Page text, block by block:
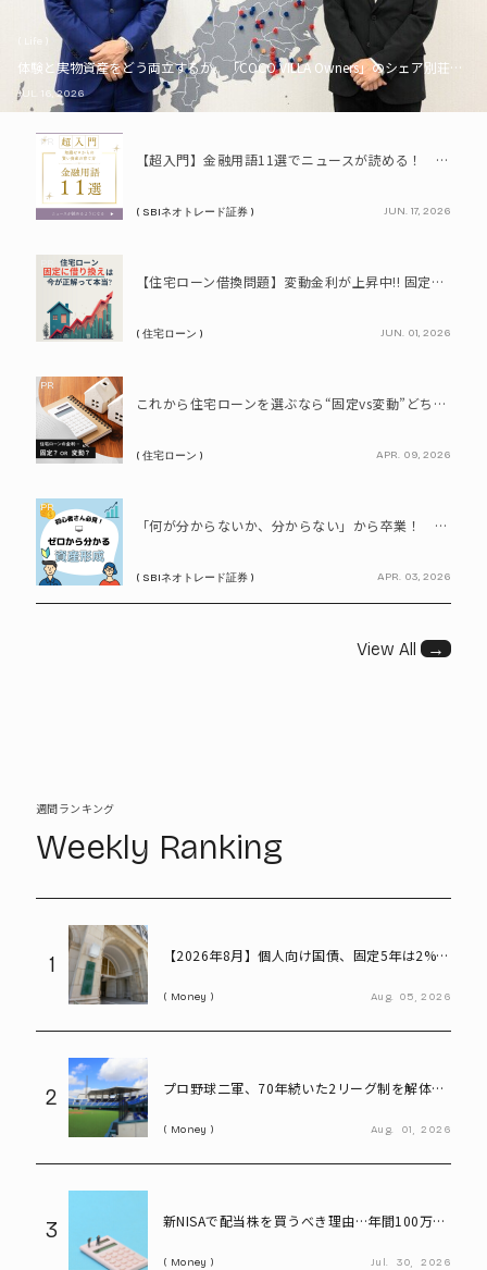
体験と実物資産をどう両立するか。「COCO VILLA Owners」のシェア別荘とい
JUL. 16, 2026
PR
【超入門】金融用語11選でニュースが読める！ 知識ゼロからの賢い資産の育て方
( SBIネオトレード証券 ) JUN. 17, 2026
【住宅ローン借換問題】変動金利が上昇中!! 固定に借り換えるなら今が正解って本当? シミュレーションで比較してみよう
( 住宅ローン ) JUN. 01, 2026
PR
これから住宅ローンを選ぶなら“固定vs変動”どちらが正解? 9割が利用したいと答えた「いま決めなくてもいい」ローンとは!?
( 住宅ローン ) APR. 09, 2026
PR
「何が分からないか、分からない」から卒業！ SBIネオトレード証券で学ぶ、はじめての資産形成
( SBIネオトレード証券 ) APR. 03, 2026
View All →
週間ランキング
Weekly Ranking
1
【2026年8月】個人向け国債、固定5年は2%台
利子も紹介
Money Aug. 05, 2026
2
プロ野球二軍、70年続いた2リーグ制を解体
Money Aug. 01, 2026
3
新NISAで配当株を買うべき理由…年間100万円
Money Jul. 30, 2026